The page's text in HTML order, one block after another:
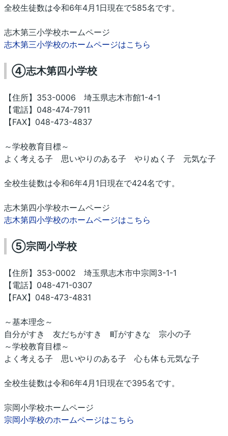
全校生徒数は令和6年4月1日現在で585名です。
志木第三小学校ホームページ
志木第三小学校のホームページはこちら
④志木第四小学校
【住所】353-0006 埼玉県志木市館1-4-1
【電話】048-474-7911
【FAX】048-473-4837
～学校教育目標～
よく考える子 思いやりのある子 やりぬく子 元気な子
全校生徒数は令和6年4月1日現在で424名です。
志木第四小学校ホームページ
志木第四小学校のホームページはこちら
⑤宗岡小学校
【住所】353-0002 埼玉県志木市中宗岡3-1-1
【電話】048-471-0307
【FAX】048-473-4831
～基本理念～
自分がすき 友だちがすき 町がすきな 宗小の子
～学校教育目標～
よく考える子 思いやりのある子 心も体も元気な子
全校生徒数は令和6年4月1日現在で395名です。
宗岡小学校ホームページ
宗岡小学校のホームページはこちら